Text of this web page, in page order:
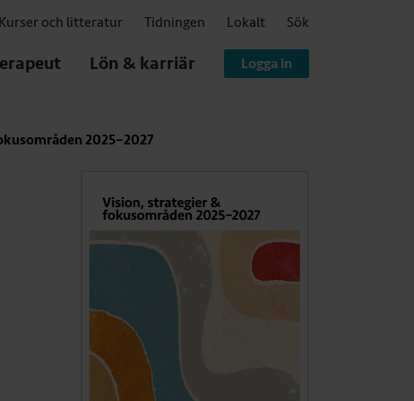
Kurser och litteratur Tidningen Lokalt Sök
Lön & karriär Logga in
2025–2027